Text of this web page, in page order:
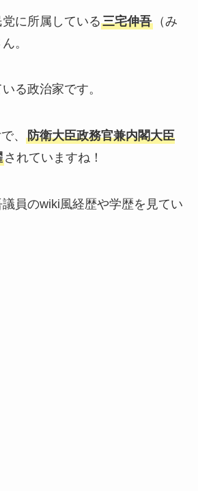
に所属している三宅伸吾（み
。
る政治家です。
、 防衛大臣政務官兼内閣大臣
されていますね！
員のwiki風経歴や学歴を見てい